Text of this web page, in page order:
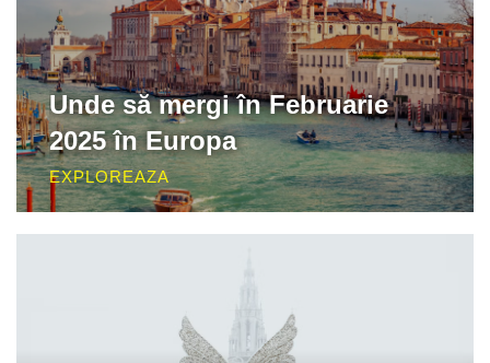
Unde să mergi în Februarie
2025 în Europa
EXPLOREAZA